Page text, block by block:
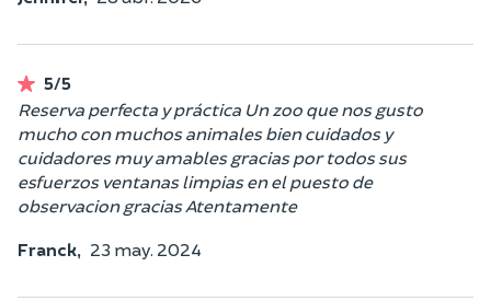
5/5
Reserva perfecta y práctica Un zoo que nos gusto
mucho con muchos animales bien cuidados y
cuidadores muy amables gracias por todos sus
esfuerzos ventanas limpias en el puesto de
observacion gracias Atentamente
Franck, 23 may. 2024